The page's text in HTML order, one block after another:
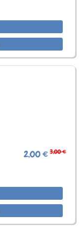
2,00 € 3,00 €